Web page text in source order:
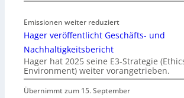
Emissionen weiter reduziert
Hager veröffentlicht Geschäfts- und
Nachhaltigkeitsbericht
Hager hat 2025 seine E3-Strategie
Environment) weiter vorangetrieben.
Übernimmt zum 15. September